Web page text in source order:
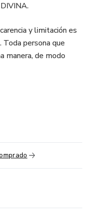
y limitación es
Toda persona que
manera, de modo
ante el $$$
poder del DAR.